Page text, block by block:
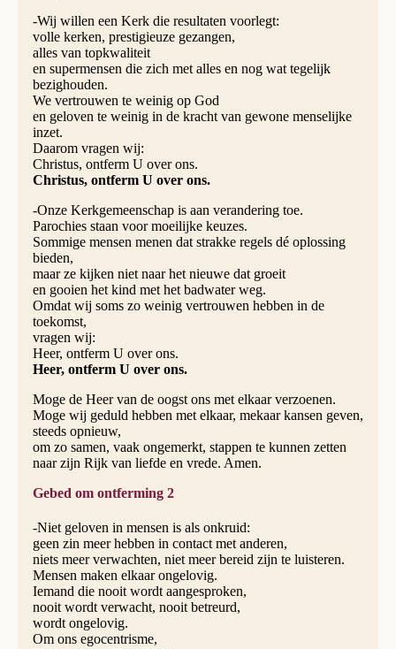
-Wij willen een Kerk die resultaten voorlegt:
volle kerken, prestigieuze gezangen,
alles van topkwaliteit
en supermensen die zich met alles en nog wat tegelijk
bezighouden.
We vertrouwen te weinig op God
en geloven te weinig in de kracht van gewone menselijke
inzet.
Daarom vragen wij:
Christus, ontferm U over ons.
Christus, ontferm U over ons.
-Onze Kerkgemeenschap is aan verandering toe.
Parochies staan voor moeilijke keuzes.
Sommige mensen menen dat strakke regels dé oplossing
bieden,
maar ze kijken niet naar het nieuwe dat groeit
en gooien het kind met het badwater weg.
Omdat wij soms zo weinig vertrouwen hebben in de
toekomst,
vragen wij:
Heer, ontferm U over ons.
Heer, ontferm U over ons.
Moge de Heer van de oogst ons met elkaar verzoenen.
Moge wij geduld hebben met elkaar, mekaar kansen geven,
steeds opnieuw,
om zo samen, vaak ongemerkt, stappen te kunnen zetten
naar zijn Rijk van liefde en vrede. Amen.
Gebed om ontferming 2
-Niet geloven in mensen is als onkruid:
geen zin meer hebben in contact met anderen,
niets meer verwachten, niet meer bereid zijn te luisteren.
Mensen maken elkaar ongelovig.
Iemand die nooit wordt aangesproken,
nooit wordt verwacht, nooit betreurd,
wordt ongelovig.
Om ons egocentrisme,